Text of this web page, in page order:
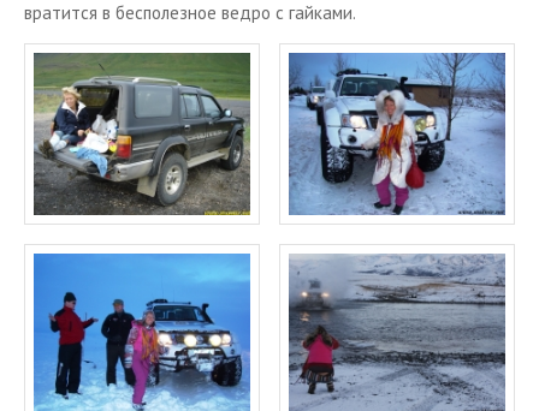
вра­тит­ся в бес­по­лез­ное ведро с гай­ка­ми.